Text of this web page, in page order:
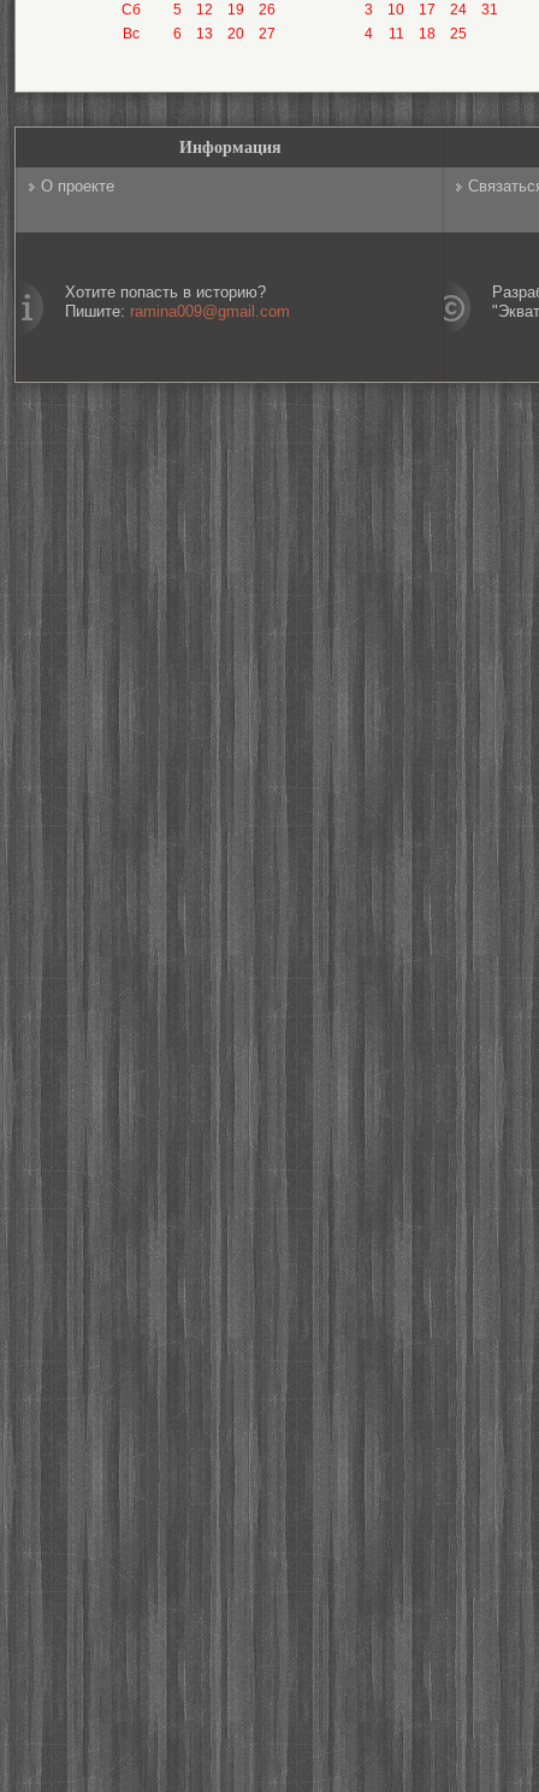
Сб
Вс
5
12 19
26
6
13 20 27
3
10 17 24
31
4
11 18 25
Информация
О проекте
Хотите попасть в историю?
Пишите: ramina009@gmail.com